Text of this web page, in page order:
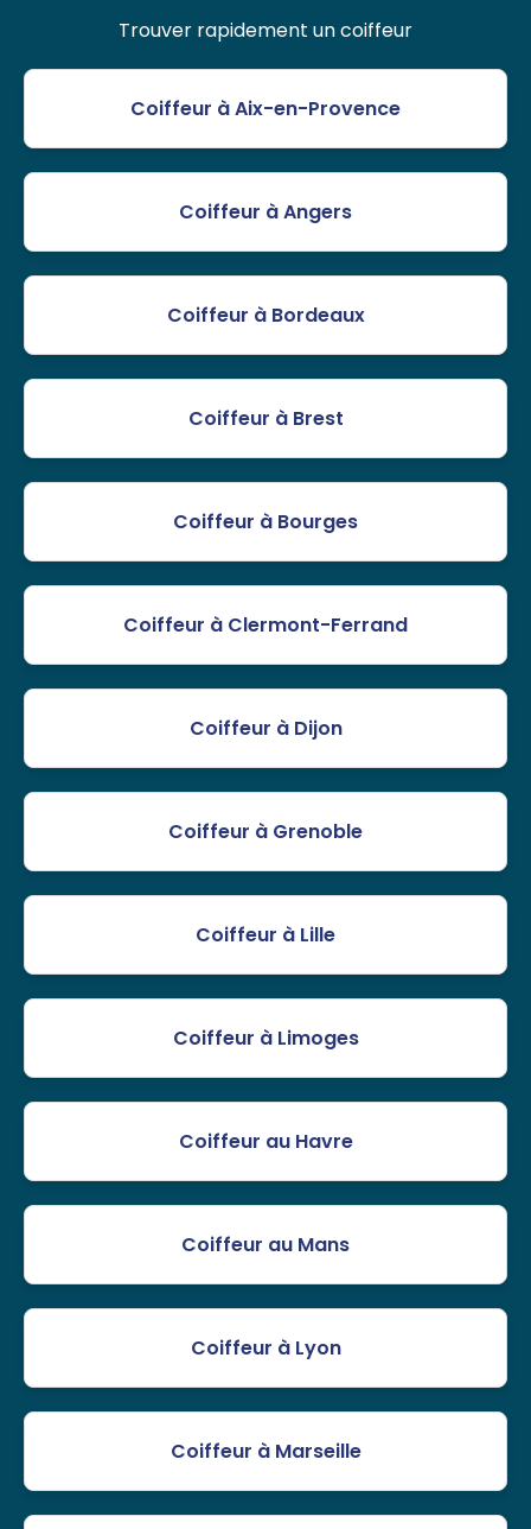
Trouver rapidement un coiffeur
Coiffeur à Aix-en-Provence
Coiffeur à Angers
Coiffeur à Bordeaux
Coiffeur à Brest
Coiffeur à Bourges
Coiffeur à Clermont-Ferrand
Coiffeur à Dijon
Coiffeur à Grenoble
Coiffeur à Lille
Coiffeur à Limoges
Coiffeur au Havre
Coiffeur au Mans
Coiffeur à Lyon
Coiffeur à Marseille